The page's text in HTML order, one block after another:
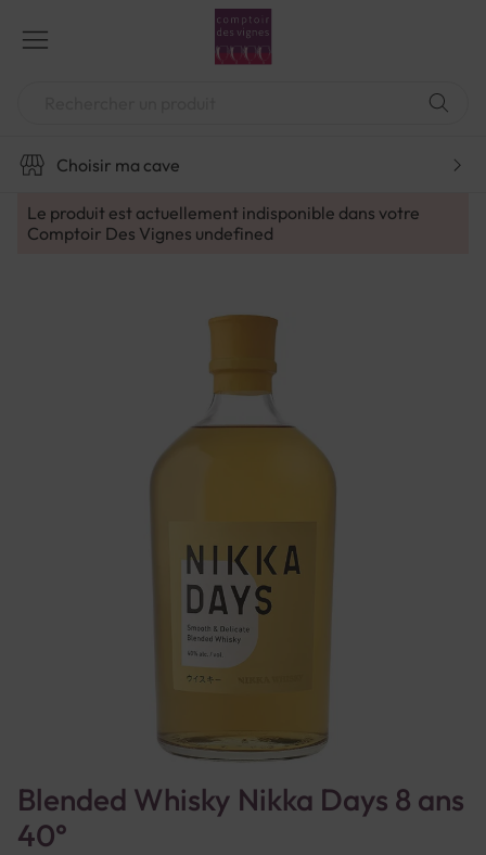
contenu
Choisir ma cave
Le produit est actuellement indisponible dans votre
Comptoir Des Vignes undefined
Blended Whisky Nikka Days 8 ans
40°